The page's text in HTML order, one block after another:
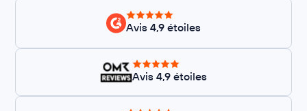
Avis 4,9 étoiles
Avis 4,9 étoiles